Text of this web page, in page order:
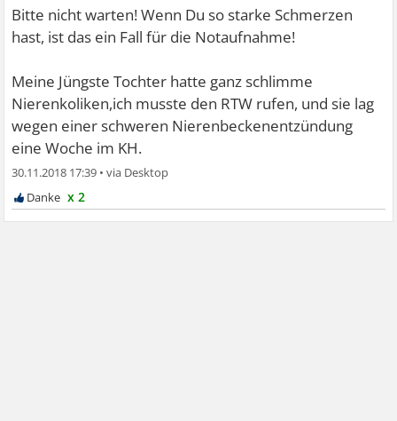
Bitte nicht warten! Wenn Du so starke Schmerzen
hast, ist das ein Fall für die Notaufnahme!
Meine Jüngste Tochter hatte ganz schlimme
Nierenkoliken,ich musste den RTW rufen, und sie lag
wegen einer schweren Nierenbeckenentzündung
eine Woche im KH.
30.11.2018 17:39 •
x 2